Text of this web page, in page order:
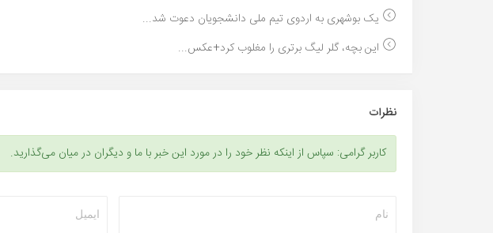
یک بوشهری به اردوی تیم ملی دانشجویان دعوت شد...
این بچه، گلر لیگ برتری را مغلوب کرد+عکس...
نظرات
کاربر گرامی: سپاس از اینکه نظر خود را در مورد این خبر با ما و دیگران در میان می‌گذارید.